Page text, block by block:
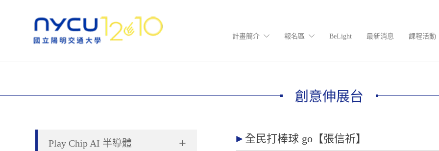
計畫簡介 報名區 BeLight 最新消息 課程活動
創意伸展台
+
Play Chip AI 半導體 全民打棒球 go【張信祈】